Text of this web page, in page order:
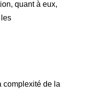
quant à eux,
complexité de la